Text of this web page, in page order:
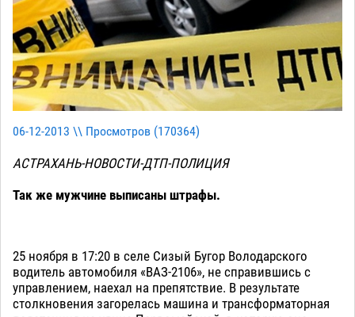
06-12-2013 \\ Просмотров (170364)
АСТРАХАНЬ-НОВОСТИ-ДТП-ПОЛИЦИЯ
Так же мужчине выписаны штрафы.
25 ноября в 17:20 в селе Сизый Бугор Володарского
водитель автомобиля «ВАЗ-2106», не справившись с
управлением, наехал на препятствие. В результате
столкновения загорелась машина и трансформаторная